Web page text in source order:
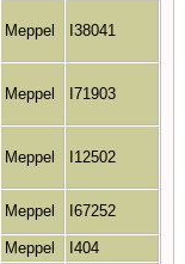
Meppel I38041
Meppel I71903
Meppel I12502
Meppel I67252
Meppel I404